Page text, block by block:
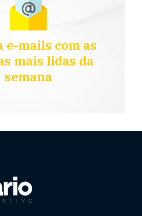
e-mails com as
mais lidas da
semana